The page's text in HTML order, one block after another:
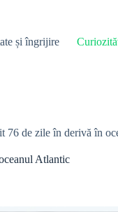
și îngrijire
76 de zile în derivă în
Atlantic